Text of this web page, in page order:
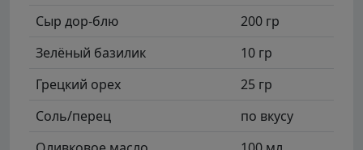
Сыр дор-блю
200 гр
Зелёный базилик
10 гр
Грецкий орех
25 гр
Соль/перец
по вкусу